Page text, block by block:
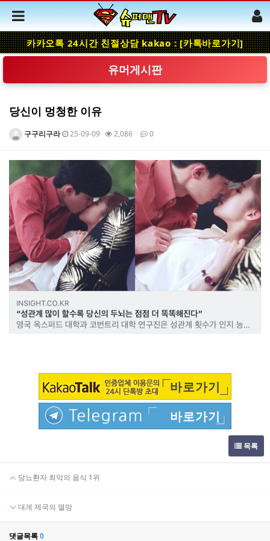
카카오톡 24시간 친절상담 kakao : [카톡바로가기]
유머게시판
당신이 멍청한 이유
구구리구라 25-09-09 2,086 0
바로가기
바로가기
목록
당뇨환자 최악의 음식 1위
대게 제국의 멸망
댓글목록 0